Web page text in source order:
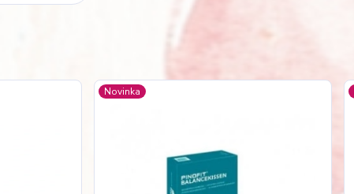
Novinka